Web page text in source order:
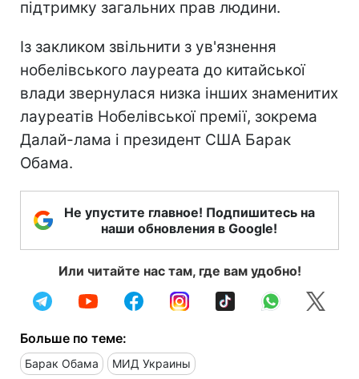
підтримку загальних прав людини.
Із закликом звільнити з ув'язнення
нобелівського лауреата до китайської
влади звернулася низка інших знаменитих
лауреатів Нобелівської премії, зокрема
Далай-лама і президент США Барак
Обама.
Не упустите главное! Подпишитесь на
наши обновления в Google!
Или читайте нас там, где вам удобно!
Больше по теме:
Барак Обама МИД Украины